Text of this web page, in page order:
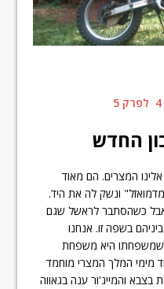
לפרק 5
החדש
המצרים. הם מאוד
ונשק לה את היד.
כשהסתבר לראשל שגם
בשפה זו. אנחנו
שמשפחתו היא משפחת
מימי המלך המצרי מוחמד
בצבא והמייג'ור ענה בגאווה